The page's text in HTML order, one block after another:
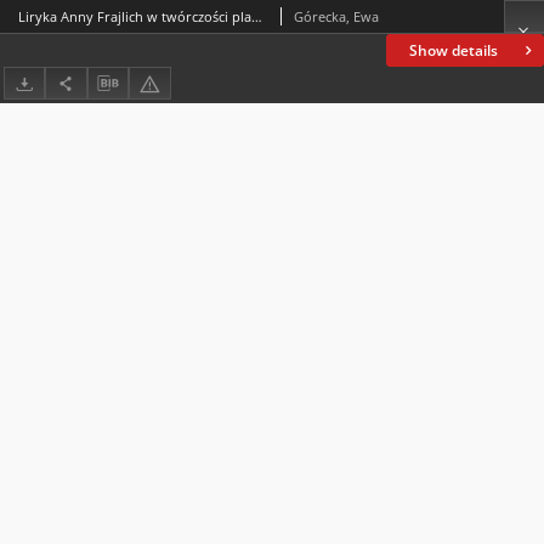
Show details
Liryka Anny Frajlich w twórczości plastycznej. O kilku intersemiotycznych strategiach dialogu w kulturze Górecka, Ewa